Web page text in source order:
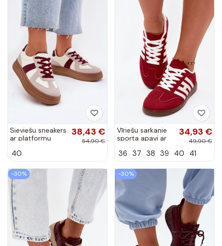
Sieviešu sneakers
ar platformu
Dovina
38,43 €
54,90 €
40
Vīriešu sarkanie
sporta apavi ar
34,93 €
49,90 €
36 37 38 39 40 41
-30% -30%